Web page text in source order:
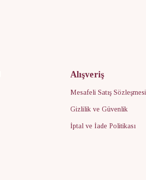
Alışveriş
Mesafeli Satış Sözleşmesi
Gizlilik ve Güvenlik
İptal ve İade Politikası